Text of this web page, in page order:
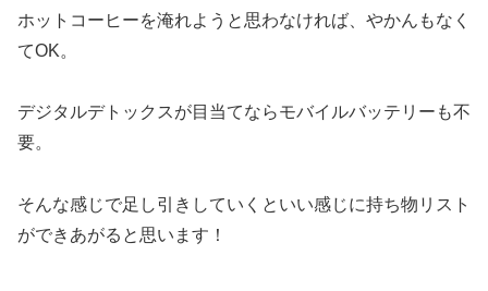
ホットコーヒーを淹れようと思わなければ、やかんもなく
てOK。
デジタルデトックスが目当てならモバイルバッテリーも不
要。
そんな感じで足し引きしていくといい感じに持ち物リスト
ができあがると思います！